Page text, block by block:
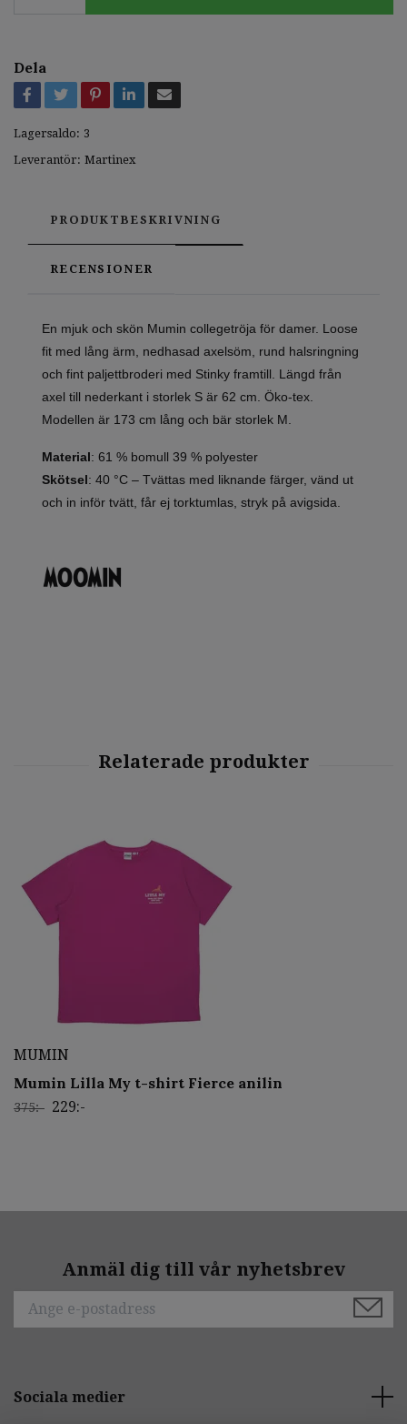
Dela
Lagersaldo: 3
Leverantör: Martinex
PRODUKTBESKRIVNING
RECENSIONER
En mjuk och skön Mumin collegetröja för damer. Loose
fit med lång ärm, nedhasad axelsöm, rund halsringning
och fint paljettbroderi med Stinky framtill. Längd från
axel till nederkant i storlek S är 62 cm. Öko-tex.
Modellen är 173 cm lång och bär storlek M.
Material: 61 % bomull 39 % polyester
Skötsel: 40 °C – Tvättas med liknande färger, vänd ut
och in inför tvätt, får ej torktumlas, stryk på avigsida.
MUMIN
Mumin Lilla My t-shirt Fierce anilin
375:- 229:-
Anmäl dig till vår nyhetsbrev
Sociala medier